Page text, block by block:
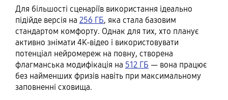
Для більшості сценаріїв використання ідеально
підійде версія на 256 ГБ, яка стала базовим
стандартом комфорту. Однак для тих, хто планує
активно знімати 4K-відео і використовувати
потенціал нейромереж на повну, створена
флагманська модифікація на 512 ГБ — вона працює
без найменших фризів навіть при максимальному
заповненні сховища.